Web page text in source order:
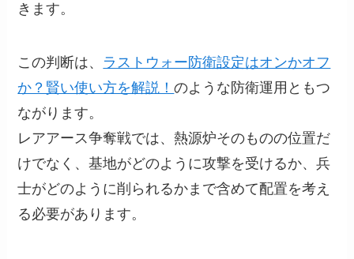
きます。
この判断は、 ラストウォー防衛設定はオンかオフ
か？賢い使い方を解説！のような防衛運用ともつ
ながります。
レアアース争奪戦では、熱源炉そのものの位置だ
けでなく、基地がどのように攻撃を受けるか、兵
士がどのように削られるかまで含めて配置を考え
る必要があります。